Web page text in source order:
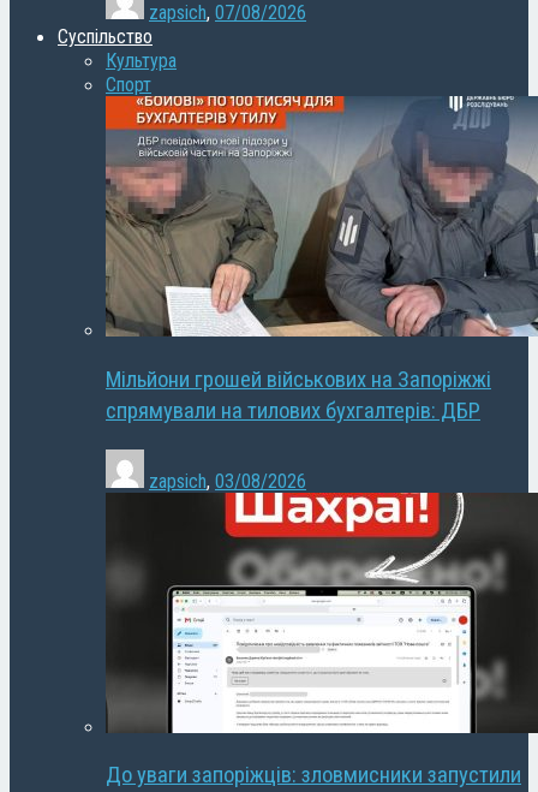
zapsich, 07/08/2026
Суспільство
Культура
Спорт
Мільйони грошей військових на Запоріжжі
спрямували на тилових бухгалтерів: ДБР
zapsich, 03/08/2026
До уваги запоріжців: зловмисники запустили